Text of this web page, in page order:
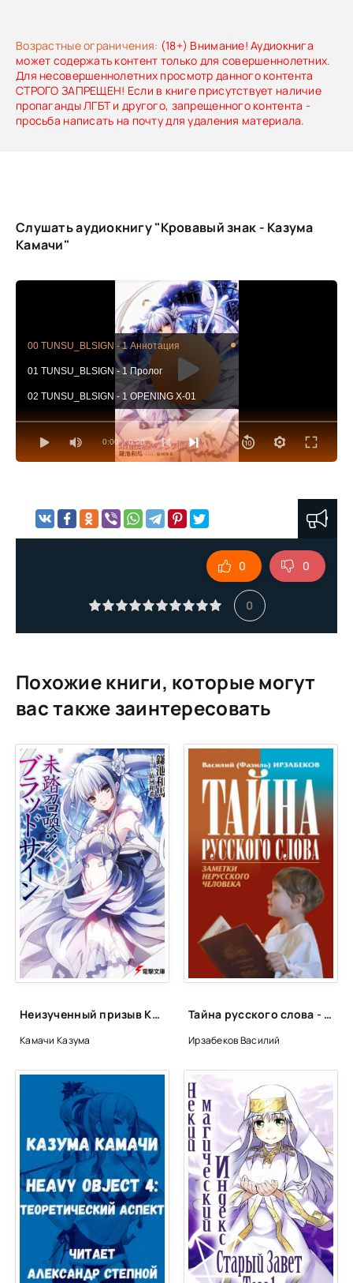
Возрастные ограничения: (18+) Внимание! Аудиокнига
может содержать контент только для совершеннолетних.
Для несовершеннолетних просмотр данного контента
СТРОГО ЗАПРЕЩЕН! Если в книге присутствует наличие
пропаганды ЛГБТ и другого, запрещенного контента -
просьба написать на почту для удаления материала.
Слушать аудиокнигу "Кровавый знак - Казума
Камачи"
0:00 / 0:00
00 TUNSU_BLSIGN - 1 Аннотация
01 TUNSU_BLSIGN - 1 Пролог
02 TUNSU_BLSIGN - 1 OPENING X-01
0
0 0
Похожие книги, которые могут
вас также заинтересовать
Неизученный призыв Кровавый знак - Казума Камачи
Камачи Казума
Тайна русского слова - Василий Ирзабеков
Ирзабеков Василий